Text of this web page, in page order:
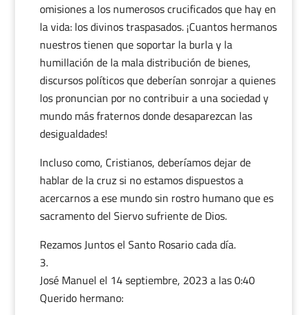
omisiones a los numerosos crucificados que hay en
la vida: los divinos traspasados. ¡Cuantos hermanos
nuestros tienen que soportar la burla y la
humillación de la mala distribución de bienes,
discursos políticos que deberían sonrojar a quienes
los pronuncian por no contribuir a una sociedad y
mundo más fraternos donde desaparezcan las
desigualdades!
Incluso como, Cristianos, deberíamos dejar de
hablar de la cruz si no estamos dispuestos a
acercarnos a ese mundo sin rostro humano que es
sacramento del Siervo sufriente de Dios.
Rezamos Juntos el Santo Rosario cada día.
José Manuel el 14 septiembre, 2023 a las 0:40
Querido hermano: